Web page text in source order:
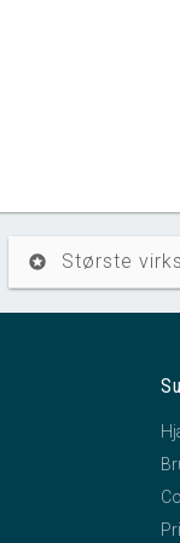
stars Største